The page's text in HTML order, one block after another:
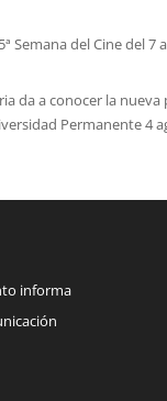
Semana del Cine del 7
da a conocer la
Permanente4
informa